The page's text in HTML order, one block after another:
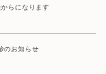
らになります
のお知らせ